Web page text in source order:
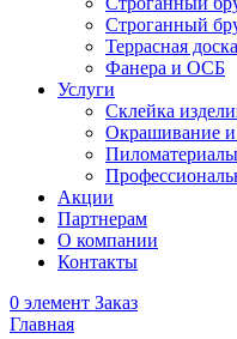
Строганный
Террасная
Фанера и ОСБ
Услуги
Склейка
Окрашивание и
Пиломатериалы
Акции
Партнерам
О компании
Контакты
0 элемент Заказ
Главная